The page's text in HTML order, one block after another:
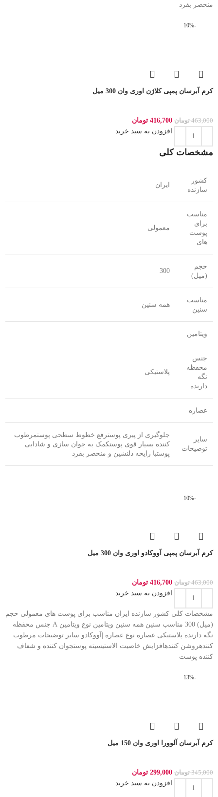
منحصر بفرد
-10%
کرم آبرسان پمپی کلاژن اوری وان 300 میل
463,000 تومان 416,700 تومان
افزودن به سبد خرید
مشخصات کلی
کشور
سازنده
ایران
مناسب
برای
پوست
های
معمولی
حجم
(میل)
300
مناسب
سنین
همه سنین
ویتامین
جنس
محفظه
نگه
دارنده
پلاستیکی
عصاره
سایر
توضیحات
جلوگیری از پیری پوسترفع خطوط سطحی پوستمرطوب
کننده بسیار قوی پوستکمک به جوان سازی و شادابی
پوستبا رایحه دلنشین و منحصر بفرد
-10%
کرم آبرسان پمپی آووکادو اوری وان 300 میل
463,000 تومان 416,700 تومان
افزودن به سبد خرید
مشخصات کلی کشور سازنده ایران مناسب برای پوست های معمولی حجم
(میل) 300 مناسب سنین همه سنین ویتامین نوع ویتامین A جنس محفظه
نگه دارنده پلاستیکی عصاره نوع عصاره |آووکادو سایر توضیحات مرطوب
کنندهروشن کنندهافزایش خاصیت الاستیسیته پوستجوان کننده و شفاف
کننده پوست
-13%
کرم آبرسان آلوورا اوری وان 150 میل
345,000 تومان 299,000 تومان
افزودن به سبد خرید